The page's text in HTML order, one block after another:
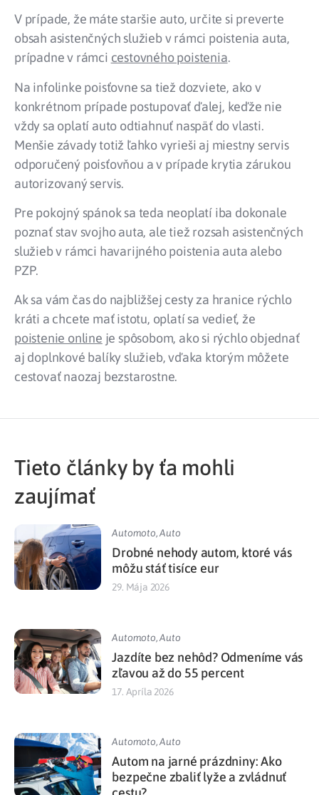
V prípade, že máte staršie auto, určite si preverte
obsah asistenčných služieb v rámci poistenia auta,
prípadne v rámci cestovného poistenia.
Na infolinke poisťovne sa tiež dozviete, ako v
konkrétnom prípade postupovať ďalej, keďže nie
vždy sa oplatí auto odtiahnuť naspäť do vlasti.
Menšie závady totiž ľahko vyrieši aj miestny servis
odporučený poisťovňou a v prípade krytia zárukou
autorizovaný servis.
Pre pokojný spánok sa teda neoplatí iba dokonale
poznať stav svojho auta, ale tiež rozsah asistenčných
služieb v rámci havarijného poistenia auta alebo
PZP.
Ak sa vám čas do najbližšej cesty za hranice rýchlo
kráti a chcete mať istotu, oplatí sa vedieť, že
poistenie online je spôsobom, ako si rýchlo objednať
aj doplnkové balíky služieb, vďaka ktorým môžete
cestovať naozaj bezstarostne.
Tieto články by ťa mohli
zaujímať
Automoto,Auto
Drobné nehody autom, ktoré vás
môžu stáť tisíce eur
29. Mája 2026
Automoto,Auto
Jazdíte bez nehôd? Odmeníme vás
zľavou až do 55 percent
17. Apríla 2026
Automoto,Auto
Autom na jarné prázdniny: Ako
bezpečne zbaliť lyže a zvládnuť